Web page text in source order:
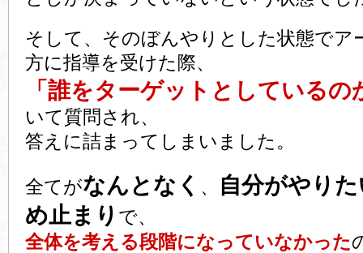
そして、そのぼんやりとした状態でア
方に指導を受けた際、
「誰をターゲットとしているの
いて質問され、
答えに詰まってしまいました。
全てがなんとなく 、
自分がやり
め止まり で、
全体を考える段階になっていなかった